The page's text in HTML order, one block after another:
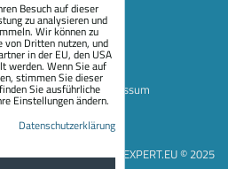
Impressum
EVEXPERT.EU © 2025
Besuch auf dieser
zu analysieren und
Wir können zu
von Dritten nutzen, und
in der EU, den USA
werden. Wenn Sie auf
stimmen Sie dieser
Sie ausführliche
Einstellungen ändern.
Datenschutzerklärung